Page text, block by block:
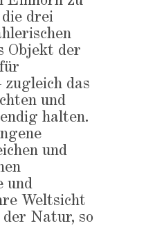
drei
Objekt der
das
und
halten.
und
und
Weltsicht
der Natur, so